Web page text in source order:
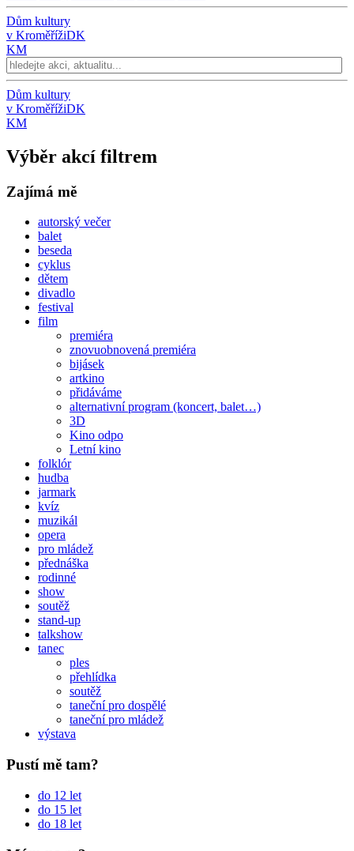
Dům kultury
v KroměřížiDK
KM
Dům kultury
v KroměřížiDK
KM
Výběr akcí filtrem
Zajímá mě
autorský večer
balet
beseda
cyklus
dětem
divadlo
festival
film
premiéra
znovuobnovená premiéra
bijásek
artkino
přidáváme
alternativní program (koncert, balet…)
3D
Kino odpo
Letní kino
folklór
hudba
jarmark
kvíz
muzikál
opera
pro mládež
přednáška
rodinné
show
soutěž
stand-up
talkshow
tanec
ples
přehlídka
soutěž
taneční pro dospělé
taneční pro mládež
výstava
Pustí mě tam?
do 12 let
do 15 let
do 18 let